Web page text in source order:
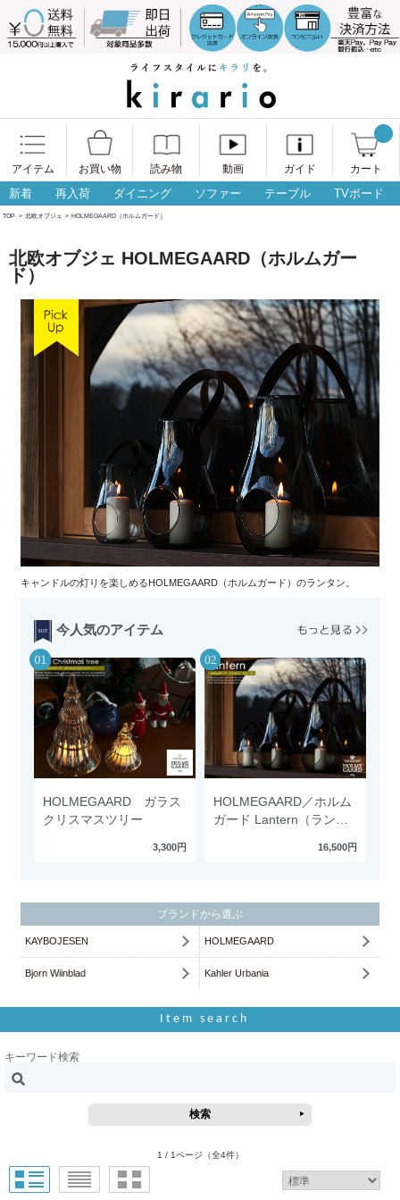
アイテム お買い物 読み物 動画 ガイド カート
新着 再入荷 ダイニング ソファー テーブル TVボード
TOP > 北欧オブジェ > HOLMEGAARD（ホルムガード）
北欧オブジェ HOLMEGAARD（ホルムガー
ド）
キャンドルの灯りを楽しめるHOLMEGAARD（ホルムガード）のランタン。
今人気のアイテム
HOLMEGAARD ガラス
クリスマスツリー
3,300円
HOLMEGAARD／ホルム
ガード Lantern（ランタ
16,500円
ブランドから選ぶ
KAYBOJESEN HOLMEGAARD
Bjorn Wiinblad Kahler Urbania
Item search
キーワード検索
1 / 1ページ （全4件）